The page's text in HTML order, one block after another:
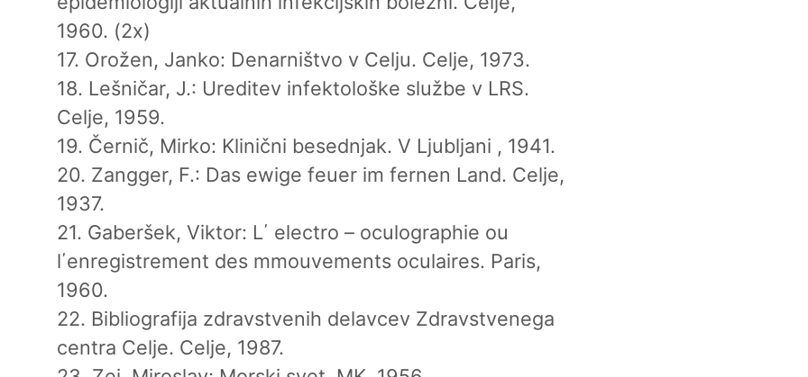
1960. (2x)
17. Orožen, Janko: Denarništvo v Celju. Celje, 1973.
18. Lešničar, J.: Ureditev infektološke službe v LRS.
Celje, 1959.
19. Černič, Mirko: Klinični besednjak. V Ljubljani , 1941.
20. Zangger, F.: Das ewige feuer im fernen Land. Celje,
1937.
21. Gaberšek, Viktor: L΄ electro – oculographie ou
l΄enregistrement des mmouvements oculaires. Paris,
1960.
22. Bibliografija zdravstvenih delavcev Zdravstvenega
centra Celje. Celje, 1987.